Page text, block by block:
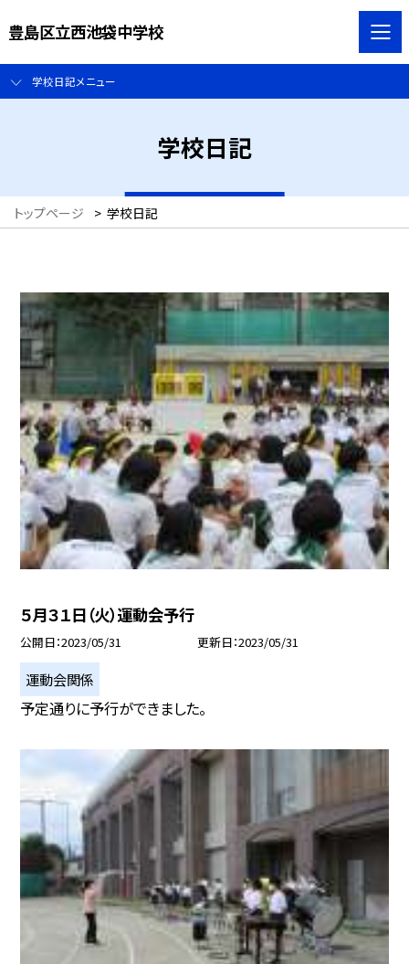
豊島区立西池袋中学校
学校日記メニュー
学校日記
トップページ > 学校日記
５月３１日（火）運動会予行
公開日 2023/05/31 更新日 2023/05/31
運動会関係
予定通りに予行ができました。